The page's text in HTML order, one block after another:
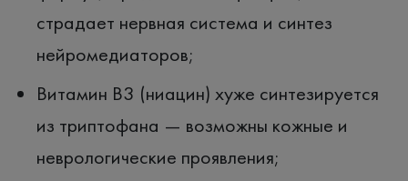
страдает нервная система и синтез
нейромедиаторов;
Витамин B3 (ниацин) хуже синтезируется
из триптофана — возможны кожные и
неврологические проявления;